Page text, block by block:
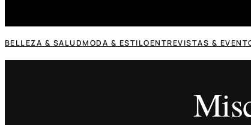
BELLEZA & SALUDMODA & ESTILOENTREVISTAS &